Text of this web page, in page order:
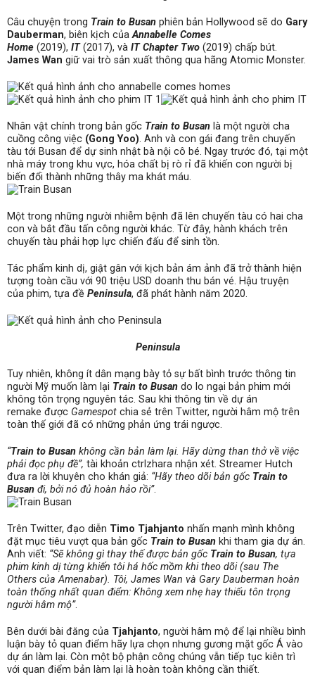
Câu chuyện trong Train to Busan phiên bản Hollywood sẽ do Gary
Dauberman, biên kịch củaAnnabelle Comes
Home (2019), IT (2017), và IT Chapter Two (2019) chấp bút.
James Wan giữ vai trò sản xuất thông qua hãng Atomic Monster.
Nhân vật chính trong bản gốc Train to Busan là một người cha
cuồng công việc (Gong Yoo). Anh và con gái đang trên chuyến
tàu tới Busan để dự sinh nhật bà nội cô bé. Ngay trước đó, tại một
nhà máy trong khu vực, hóa chất bị rò rỉ đã khiến con người bị
biến đổi thành những thây ma khát máu.
Một trong những người nhiễm bệnh đã lên chuyến tàu có hai cha
con và bắt đầu tấn công người khác. Từ đây, hành khách trên
chuyến tàu phải hợp lực chiến đấu để sinh tồn.
Tác phẩm kinh dị, giật gân với kịch bản ám ảnh đã trở thành hiện
tượng toàn cầu với 90 triệu USD doanh thu bán vé. Hậu truyện
của phim, tựa đề Peninsula, đã phát hành năm 2020.
Peninsula
Tuy nhiên, không ít dân mạng bày tỏ sự bất bình trước thông tin
người Mỹ muốn làm lại Train to Busan do lo ngại bản phim mới
không tôn trọng nguyên tác. Sau khi thông tin về dự án
remake được Gamespot chia sẻ trên Twitter, người hâm mộ trên
toàn thế giới đã có những phản ứng trái ngược.
“Train to Busan không cần bản làm lại. Hãy dừng than thở về việc
phải đọc phụ đề”, tài khoản ctrlzhara nhận xét. Streamer Hutch
đưa ra lời khuyên cho khán giả: “Hãy theo dõi bản gốc Train to
Busan đi, bởi nó đủ hoàn hảo rồi”.
Trên Twitter, đạo diễn Timo Tjahjanto nhấn mạnh mình không
đặt mục tiêu vượt qua bản gốc Train to Busan khi tham gia dự án.
Anh viết: “Sẽ không gì thay thế được bản gốc Train to Busan, tựa
phim kinh dị từng khiến tôi há hốc mồm khi theo dõi (sau The
Others của Amenabar). Tôi, James Wan và Gary Dauberman hoàn
toàn thống nhất quan điểm: Không xem nhẹ hay thiếu tôn trọng
người hâm mộ”.
Bên dưới bài đăng của Tjahjanto, người hâm mộ để lại nhiều bình
luận bày tỏ quan điểm hãy lựa chọn nhưng gương mặt gốc Á vào
dự án làm lại. Còn một bộ phận công chúng vẫn tiếp tục kiên trì
với quan điểm bản làm lại là hoàn toàn không cần thiết.